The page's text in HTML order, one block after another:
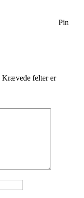
Pin
Krævede felter er